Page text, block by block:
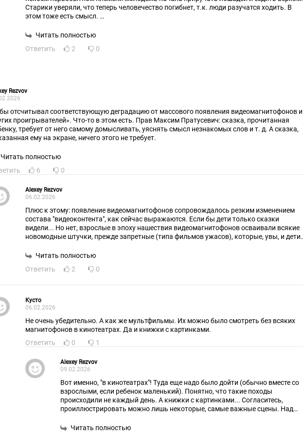
Старики уверяли, что теперь человечество погибнет, т.к. люди разучатся ходить. В
этом тоже есть смысл.
Читать полностью
Ответить
2 0
Rezvov
отсчитывал соответствующую деградацию от массового появления видеомагнитофонов и
проигрывателей». Что-то в этом есть. Прав Максим Пратусевич: сказка, прочитанная
требует от него самому домысливать, уяснять смысл незнакомых слов и т. д. А сказка,
ему на экране, ничего этого не требует.
Читать полностью
6 0
Alexey Rezvov
06.02.2026
Плюс к этому: появление видеомагнитофонов сопровождалось резким изменением
состава "видеоконтента", как сейчас выражаются. Если бы дети только сказки
видели... Но нет, взрослые в эпоху нашествия видеомагнитофонов осваивали всякие
новомодные штучки, прежде запретные (типа фильмов ужасов), которые, увы, и дети
Читать полностью
Ответить
2 0
Кусто
06.02.2026
Не очень убедительно. А как же мультфильмы. Их можно было смотреть без всяких
магнитофонов в кинотеатрах. Да и книжки с картинками.
Ответить
0 1
Alexey Rezvov
09.02.2026
Вот именно, "в кинотеатрах"! Туда еще надо было дойти (обычно вместе со
взрослыми, если ребенок маленький). Понятно, что такие походы
происходили не каждый день. А книжки с картинками... Согласитесь,
проиллюстрировать можно лишь некоторые, самые важные сцены. Над
ребенка.
Читать полностью